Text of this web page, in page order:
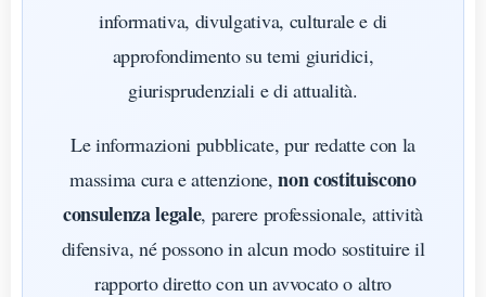
informativa, divulgativa, culturale e di
approfondimento su temi giuridici,
giurisprudenziali e di attualità.
Le informazioni pubblicate, pur redatte con la
massima cura e attenzione,non costituiscono
consulenza legale, parere professionale, attività
difensiva, né possono in alcun modo sostituire il
rapporto diretto con un avvocato o altro